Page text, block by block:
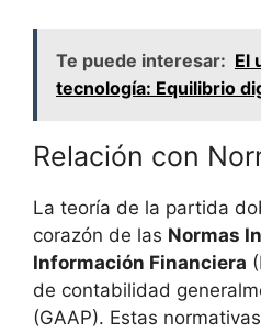
Te puede interesar: El
tecnología: Equilibrio
Relación con
La teoría de la partida
corazón de las Normas
Información Financiera
de contabilidad
(GAAP). Estas